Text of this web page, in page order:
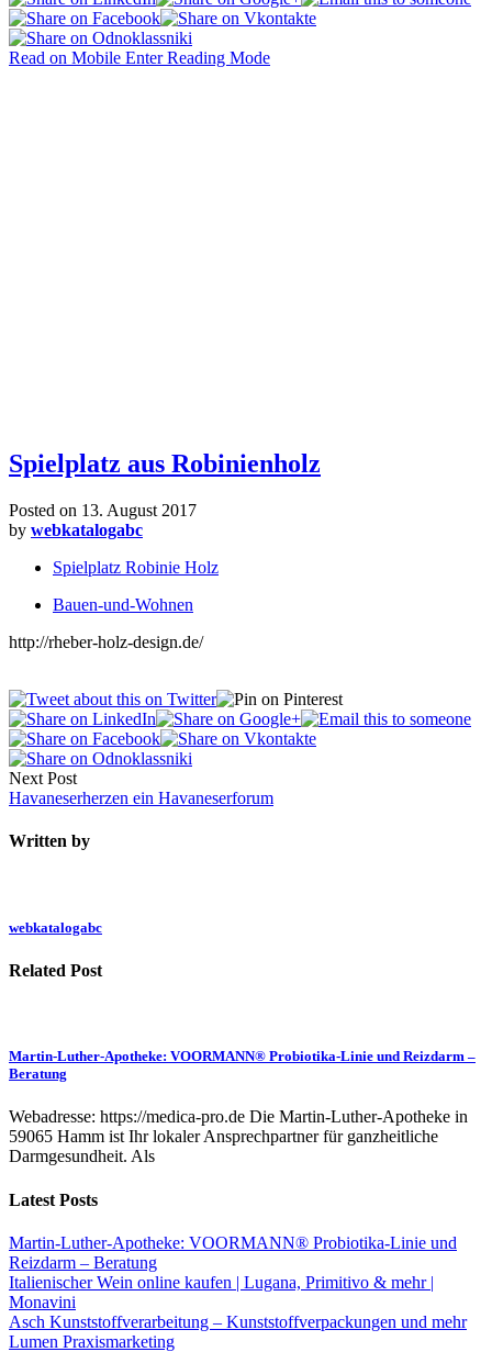
Read on Mobile Enter Reading Mode
Spielplatz aus Robinienholz
Posted on 13. August 2017
by webkatalogabc
Spielplatz Robinie Holz
Bauen-und-Wohnen
http://rheber-holz-design.de/
Next Post
Havaneserherzen ein Havaneserforum
Written by
webkatalogabc
Related Post
Martin-Luther-Apotheke: VOORMANN® Probiotika-Linie und Reizdarm –
Beratung
Webadresse: https://medica-pro.de Die Martin-Luther-Apotheke in
59065 Hamm ist Ihr lokaler Ansprechpartner für ganzheitliche
Darmgesundheit. Als
Latest Posts
Martin-Luther-Apotheke: VOORMANN® Probiotika-Linie und
Reizdarm – Beratung
Italienischer Wein online kaufen | Lugana, Primitivo & mehr |
Monavini
Asch Kunststoffverarbeitung – Kunststoffverpackungen und mehr
Lumen Praxismarketing